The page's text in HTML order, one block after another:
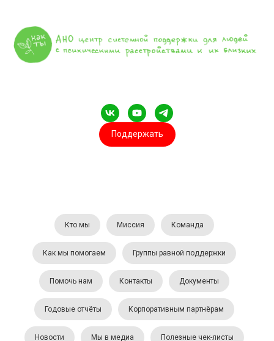
Поддержать
Кто мы Миссия Команда
Как мы помогаем Группы равной поддержки
Помочь нам Контакты Документы
Годовые отчёты Корпоративным партнёрам
Новости Мы в медиа Полезные чек-листы